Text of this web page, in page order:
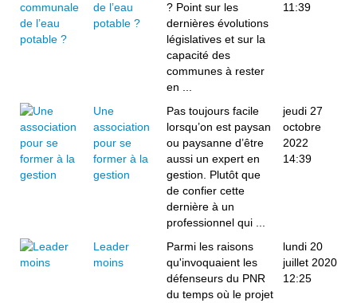
de l’eau
potable ?
? Point sur les
dernières évolutions
législatives et sur la
capacité des
communes à rester
en ...
11:39
Une
association
pour se
former à la
gestion
Pas toujours facile
lorsqu’on est paysan
ou paysanne d’être
aussi un expert en
gestion. Plutôt que
de confier cette
dernière à un
professionnel qui ...
jeudi 27
octobre
2022
14:39
Leader
moins
Parmi les raisons
qu'invoquaient les
défenseurs du PNR
du temps où le projet
lundi 20
juillet 2020
12:25